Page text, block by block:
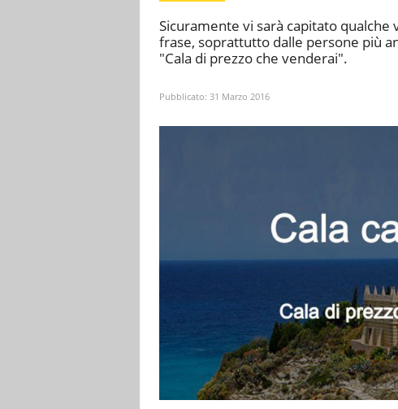
Sicuramente vi sarà capitato
frase, soprattutto dalle persone più
"Cala di prezzo che venderai".
Pubblicato: 31 Marzo 2016